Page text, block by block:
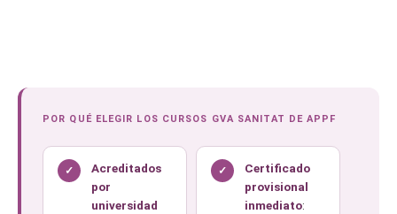
POR QUÉ ELEGIR LOS CURSOS GVA SANITAT DE APPF
✓
Acreditados
por
universidad
✓
Certificado
provisional
inmediato: